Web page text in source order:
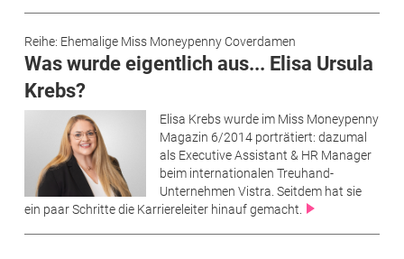
Reihe: Ehemalige Miss Moneypenny Coverdamen
Was wurde eigentlich aus... Elisa Ursula
Krebs?
Elisa Krebs wurde im Miss Moneypenny
Magazin 6/2014 porträtiert: dazumal
als Executive Assistant & HR Manager
beim internationalen Treuhand-
Unternehmen Vistra. Seitdem hat sie
ein paar Schritte die Karriereleiter hinauf gemacht.